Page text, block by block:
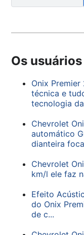
Os
Onix
técnica e
tecnologia
Chevrolet
automático
dianteira
Chevrolet
km/l ele faz
Efeito
do Onix
de c...